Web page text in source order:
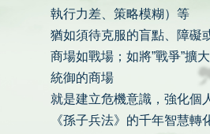
執行力差、策略模糊）等
猶如須待克服的盲點、障礙
商場如戰場；如將”戰爭”擴
統御的商場
就是建立危機意識，強化個
《孫子兵法》的千年智慧轉